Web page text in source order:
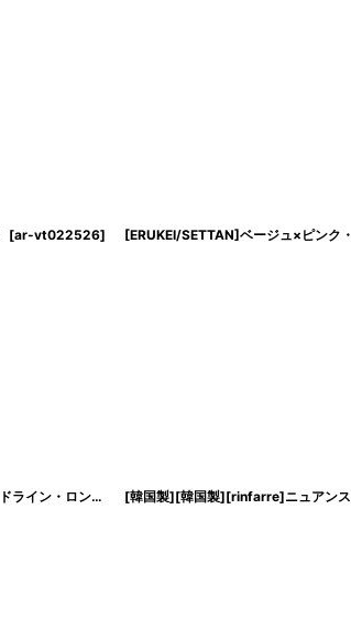
[ar-vt022526]
[韓国製][rinfarre]ストレッチサテン・ドレープ・ノースリーブ・Vネック・サイドスリット・マーメイドライン・ロングドレス・ワンピース[山崎みどり着用][送料無料]mybk